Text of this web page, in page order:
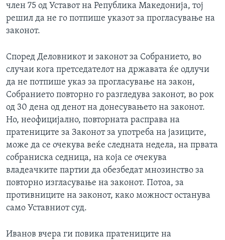
член 75 од Уставот на Република Македонија, тој
решил да не го потпише указот за прогласување на
законот.
Според Деловникот и законот за Собранието, во
случаи кога претседателот на државата ќе одлучи
да не потпише указ за прогласување на закон,
Собранието повторно го разгледува законот, во рок
од 30 дена од денот на донесувањето на законот.
Но, неофицијално, повторната расправа на
пратениците за Законот за употреба на јазиците,
може да се очекува веќе следната недела, на првата
собраниска седница, на која се очекува
владеачките партии да обезбедат мнозинство за
повторно изгласување на законот. Потоа, за
противниците на законот, како можност останува
само Уставниот суд.
Иванов вчера ги повика пратениците на